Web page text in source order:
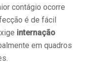
contágio ocorre
é de fácil
internação
em quadros